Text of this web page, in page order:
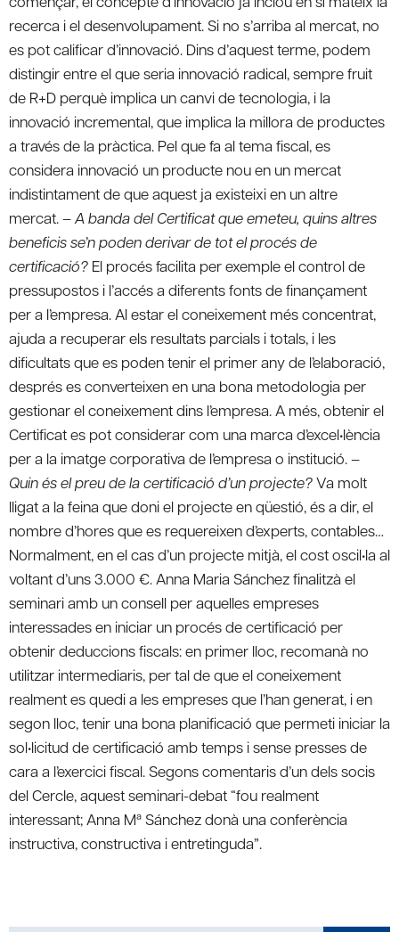
recerca i el desenvolupament. Si no s’arriba al mercat, no
es pot calificar d’innovació. Dins d’aquest terme, podem
distingir entre el que seria innovació radical, sempre fruit
de R+D perquè implica un canvi de tecnologia, i la
innovació incremental, que implica la millora de productes
a través de la pràctica. Pel que fa al tema fiscal, es
considera innovació un producte nou en un mercat
indistintament de que aquest ja existeixi en un altre
mercat. –A banda del Certificat que emeteu, quins altres
beneficis se’n poden derivar de tot el procés de
certificació? El procés facilita per exemple el control de
pressupostos i l’accés a diferents fonts de finançament
per a l’empresa. Al estar el coneixement més concentrat,
ajuda a recuperar els resultats parcials i totals, i les
dificultats que es poden tenir el primer any de l’elaboració,
després es converteixen en una bona metodologia per
gestionar el coneixement dins l’empresa. A més, obtenir el
Certificat es pot considerar com una marca d’excel•lència
per a la imatge corporativa de l’empresa o institució. –
Quin és el preu de la certificació d’un projecte?Va molt
lligat a la feina que doni el projecte en qüestió, és a dir, el
nombre d’hores que es requereixen d’experts, contables…
Normalment, en el cas d’un projecte mitjà, el cost oscil•la al
voltant d’uns 3.000 €. Anna Maria Sánchez finalitzà el
seminari amb un consell per aquelles empreses
interessades en iniciar un procés de certificació per
obtenir deduccions fiscals: en primer lloc, recomanà no
utilitzar intermediaris, per tal de que el coneixement
realment es quedi a les empreses que l’han generat, i en
segon lloc, tenir una bona planificació que permeti iniciar la
sol•licitud de certificació amb temps i sense presses de
cara a l’exercici fiscal. Segons comentaris d’un dels socis
del Cercle, aquest seminari-debat “fou realment
interessant; Anna Mª Sánchez donà una conferència
instructiva, constructiva i entretinguda”.